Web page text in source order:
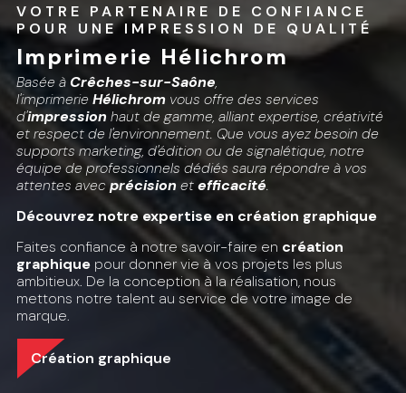
VOTRE PARTENAIRE DE CONFIANCE
POUR UNE IMPRESSION DE QUALITÉ
Imprimerie Hélichrom
Basée à Crêches-sur-Saône,
l'imprimerieHélichromvous offre des services
d'impressionhaut de gamme, alliant expertise, créativité
et respect de l'environnement. Que vous ayez besoin de
supports marketing, d'édition ou de signalétique, notre
équipe de professionnels dédiés saura répondre à vos
attentes avecprécisionetefficacité.
Découvrez notre expertise en création graphique
Faites confiance à notre savoir-faire en création
graphiquepour donner vie à vos projets les plus
ambitieux. De la conception à la réalisation, nous
mettons notre talent au service de votre image de
marque.
Création graphique